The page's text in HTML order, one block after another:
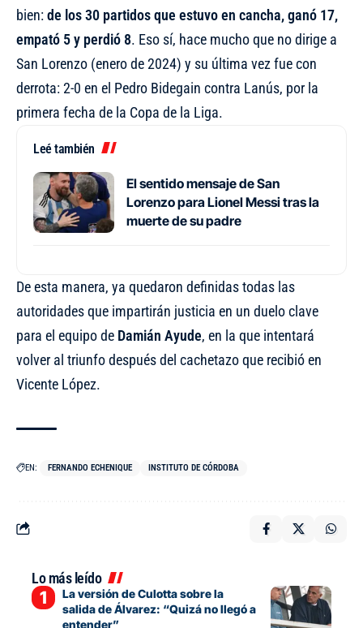
bien:de los 30 partidos que estuvo en cancha, ganó 17,
empató 5 y perdió 8. Eso sí, hace mucho que no dirige a
San Lorenzo (enero de 2024) y su última vez fue con
derrota: 2-0 en el Pedro Bidegain contra Lanús, por la
primera fecha de la Copa de la Liga.
Leé también
El sentido mensaje de San
Lorenzo para Lionel Messi tras la
muerte de su padre
De esta manera, ya quedaron definidas todas las
autoridades que impartirán justicia en un duelo clave
para el equipo de Damián Ayude, en la que intentará
volver al triunfo después del cachetazo que recibió en
Vicente López.
EN: FERNANDO ECHENIQUE INSTITUTO DE CÓRDOBA
Lo más leído
La versión de Culotta sobre la
salida de Álvarez: “Quizá no llegó a
entender”